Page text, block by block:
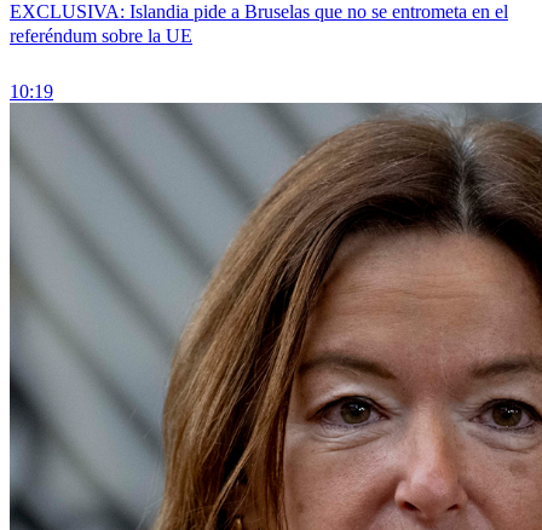
EXCLUSIVA: Islandia pide a Bruselas que no se entrometa en el
referéndum sobre la UE
10:19